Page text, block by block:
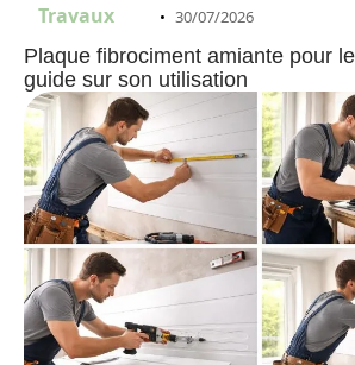
Travaux 30/07/2026
Plaque fibrociment amiante pour
guide sur son utilisation